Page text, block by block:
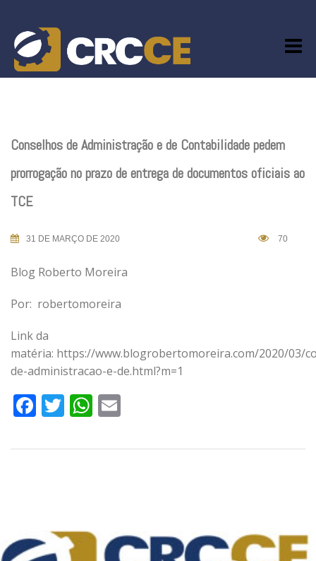
content
Conselhos de Administração e de Contabilidade pedem
prorrogação no prazo de entrega de documentos oficiais ao
TCE
31 DE MARÇO DE 2020 70
Blog Roberto Moreira
Por: robertomoreira
Link da
matéria: https://www.blogrobertomoreira.com/2020/03/
de-administracao-e-de.html?m=1
Facebook
TwitterWhatsApp